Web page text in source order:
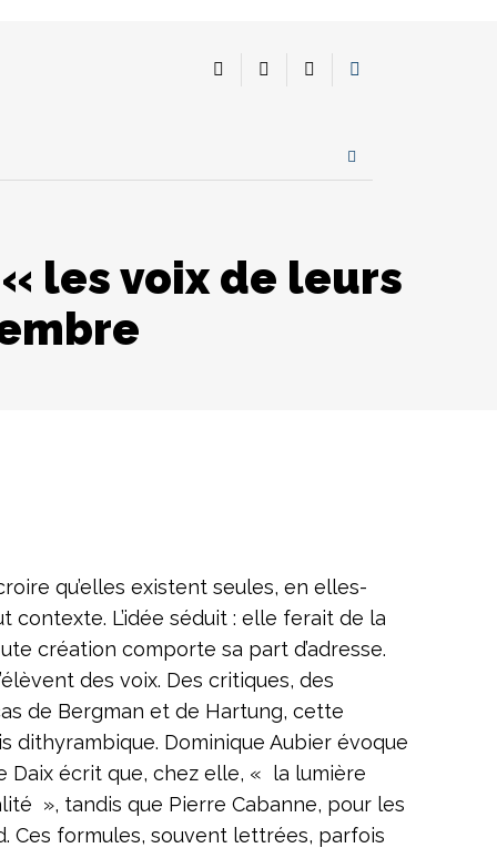
les voix de leurs
qu’elles existent seules, en elles-
L’idée séduit : elle ferait de la
création comporte sa part d’adresse.
des voix. Des critiques, des
de Bergman et de Hartung, cette
Dominique Aubier évoque
écrit que, chez elle, « la lumière
», tandis que Pierre Cabanne, pour les
Ces formules, souvent lettrées, parfois